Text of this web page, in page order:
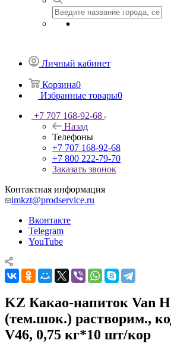
Личный кабинет
Корзина0
Избранные товары0
+7 707 168-92-68
Назад
Телефоны
+7 707 168-92-68
+7 800 222-79-70
Заказать звонок
Контактная информация
imkzt@prodservice.ru
Вконтакте
Telegram
YouTube
KZ Какао-напиток Van
(тем.шок.) растворим.,
V46, 0,75 кг*10 шт/кор